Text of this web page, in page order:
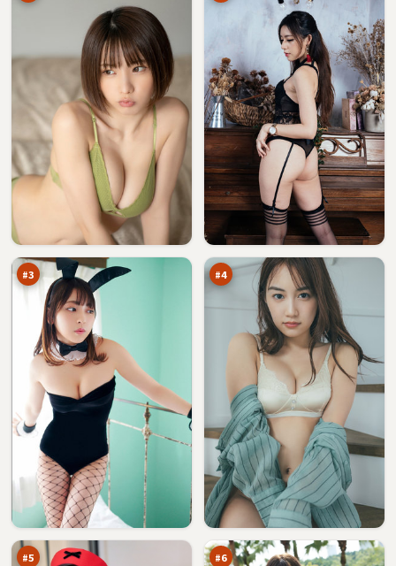
#3
号
塔
万
#4
迷
局
列
车万
#5
密
令万
#6
灰
塔
迷
雾
93
万